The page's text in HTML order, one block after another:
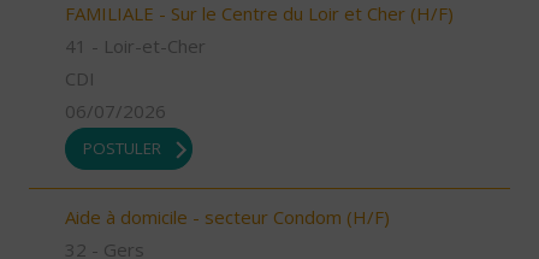
FAMILIALE - Sur le Centre du Loir et Cher (H/F)
41 - Loir-et-Cher
CDI
06/07/2026
POSTULER
Aide à domicile - secteur Condom (H/F)
32 - Gers